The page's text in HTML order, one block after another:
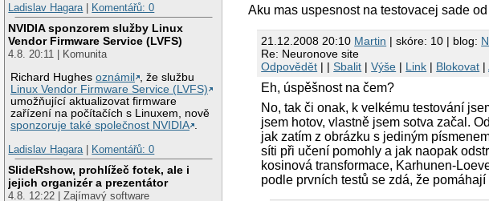
Ladislav Hagara
Komentářů: 0
NVIDIA sponzorem služby Linux
Vendor Firmware Service (LVFS)
4.8. 20:11 | Komunita
Richard Hughesoznámil
, že službu
Linux Vendor Firmware Service (LVFS)
umožňující aktualizovat firmware
zařízení na počítačích s Linuxem, nově
sponzoruje také společnost NVIDIA .
Ladislav Hagara | Komentářů: 0
SlideRshow, prohlížeč fotek, ale i
jejich organizér a prezentátor
4.8. 12:22 | Zajímavý software
Aku mas uspesnost na testovacej sade
21.12.2008 20:10 Martin | skóre: 10 | blog:
Re: Neuronove site
Odpovědět | |Sbalit |Výše | Link | Blokovat |
Eh, úspěšnost na čem?
No, tak či onak, k velkému testování
jsem hotov, vlastně jsem sotva začal.
jak zatím z obrázku s jediným
síti při učení pomohly a jak naopak
kosinová transformace, Karhunen-
podle prvních testů se zdá, že